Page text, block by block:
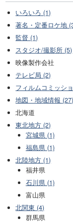
いろいろ (1)
著名・定番ロケ地
監督 (1)
スタジオ/撮影所 (5)
映像製作会社
テレビ局 (2)
フィルムコミッシ
地図・地域情報 (27)
北海道
東北地方 (2)
宮城県 (1)
福島県 (1)
北陸地方 (1)
福井県
石川県 (1)
富山県
北関東 (4)
群馬県